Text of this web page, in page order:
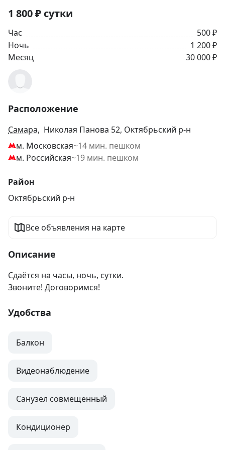
1 800₽ сутки
Час
500 ₽
Ночь
1 200 ₽
Месяц
30 000 ₽
Расположение
Самара, Николая Панова 52, Октябрьский р-н
м. Московская~14 мин. пешком
м. Российская~19 мин. пешком
Район
Октябрьский р-н
Все объявления на карте
Описание
Сдаётся на часы, ночь, сутки.
Звоните! Договоримся!
Удобства
Балкон
Видеонаблюдение
Санузел совмещенный
Кондиционер